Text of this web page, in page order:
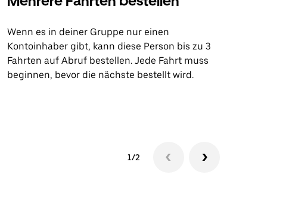
Wenn es in deiner Gruppe nur einen
Kontoinhaber gibt, kann diese Person bis zu 3
Fahrten auf Abruf bestellen. Jede Fahrt muss
beginnen, bevor die nächste bestellt wird.
1/2